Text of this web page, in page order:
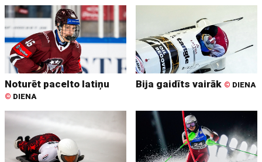
Noturēt pacelto latiņu
© DIENA
Bija gaidīts vairāk © DIENA